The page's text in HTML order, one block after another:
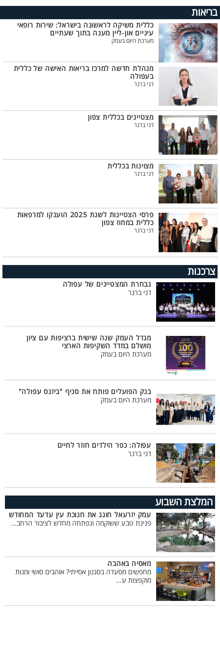
בריאות
כללית משיקה לראשונה בישראל: שירות רופאי
עיניים און-ליין מענה בתוך שעתיים
מערכת היום בעמק
מנהלת חדשה למרכז בריאות האישה של כללית
בעפולה
דני ברנר
מצטיינים בכללית צפון
דני ברנר
מצוינות בכללית
דני ברנר
פרסי הצטיינות לשנת 2025 הוענקו למרפאות
כללית במחוז צפון
דני ברנר
צרכנות
נבחרת המצטיינים של עפולה
דני ברנר
מגדל העמק שנה שישית ברציפות עם ציון
מושלם במדד השקיפות הארצי
מערכת היום בעמק
בנק הפועלים פותח את סניף "ביזנס עפולה"
מערכת היום בעמק
עפולה: כפר הילדים חוזר לחיים
דני ברנר
המלצת השבוע
עמק יזרעאל חוגג את חנוכת עין עדעד המחודש
פנינת טבע ששוקמה ונפתחה מחדש לציבור הרחב...
מאסיה באהבה
מחפשים מסעדה בסגנון אסייתי? אוהבים סושי ומנות
מוקפצות ע...